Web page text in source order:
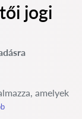
jogi
amelyek